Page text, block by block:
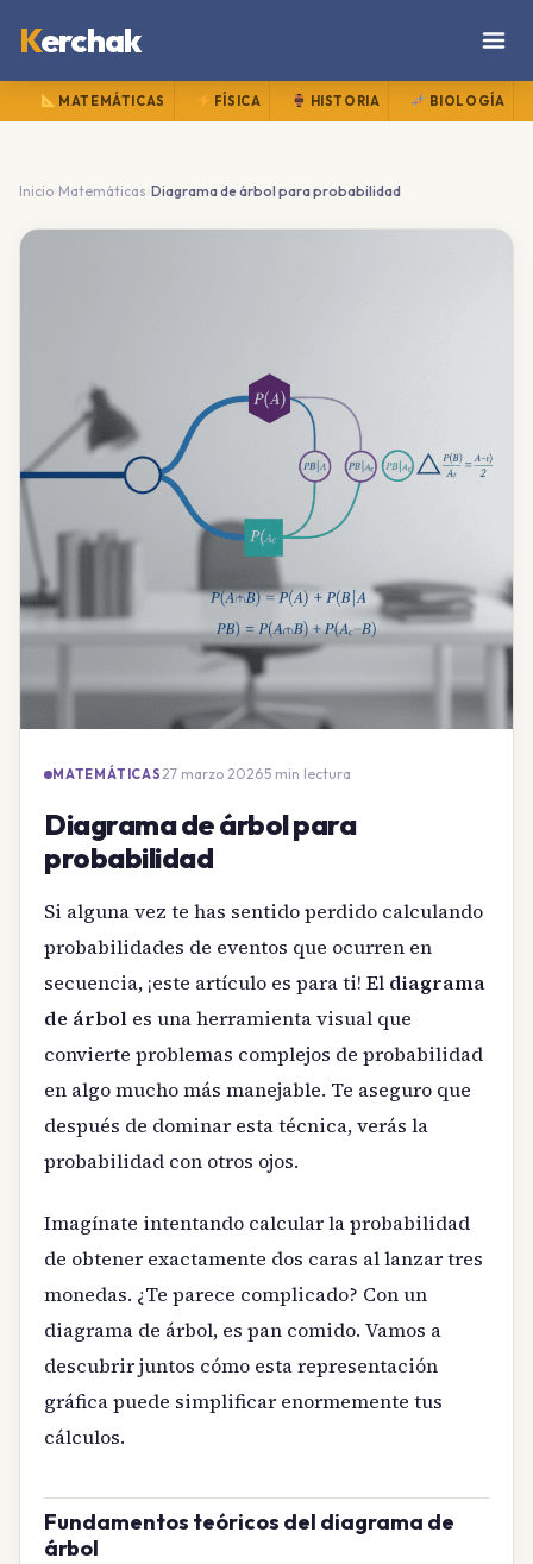
Kerchak
MATEMÁTICAS FÍSICA HISTORIA BIOLOGÍA
Inicio›Matemáticas ›Diagrama de árbol para probabilidad
MATEMÁTICAS27 marzo 2026·5 min lectura
Diagrama de árbol para
probabilidad
Si alguna vez te has sentido perdido calculando
probabilidades de eventos que ocurren en
secuencia, ¡este artículo es para ti! El diagrama
de árbol es una herramienta visual que
convierte problemas complejos de probabilidad
en algo mucho más manejable. Te aseguro que
después de dominar esta técnica, verás la
probabilidad con otros ojos.
Imagínate intentando calcular la probabilidad
de obtener exactamente dos caras al lanzar tres
monedas. ¿Te parece complicado? Con un
diagrama de árbol, es pan comido. Vamos a
descubrir juntos cómo esta representación
gráfica puede simplificar enormemente tus
cálculos.
Fundamentos teóricos del diagrama de
árbol